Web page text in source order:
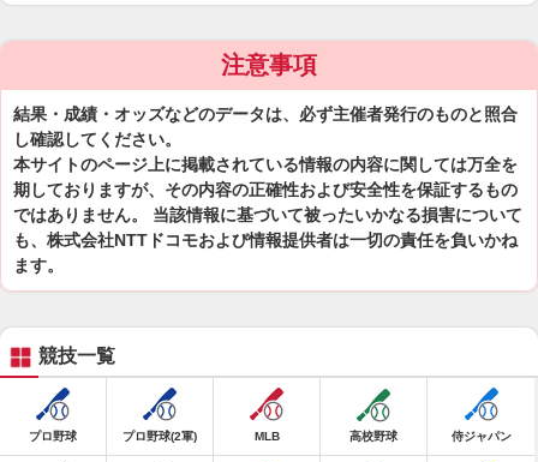
注意事項
結果・成績・オッズなどのデータは、必ず主催者発行のものと照合
し確認してください。
本サイトのページ上に掲載されている情報の内容に関しては万全を
期しておりますが、その内容の正確性および安全性を保証するもの
ではありません。 当該情報に基づいて被ったいかなる損害について
も、株式会社NTTドコモおよび情報提供者は一切の責任を負いかね
ます。
競技一覧
プロ野球 プロ野球(2軍) MLB 高校野球 侍ジャパン